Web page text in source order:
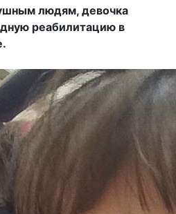
людям, девочка
реабилитацию в